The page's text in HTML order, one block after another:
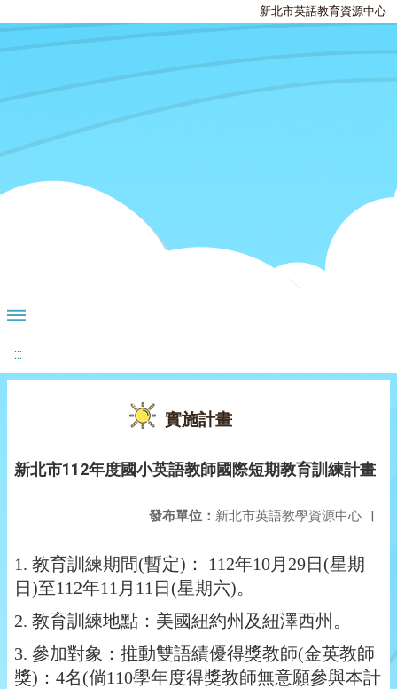
新北市英語教育資源中心
:::
實施計畫
新北市112年度國小英語教師國際短期教育訓練計畫
發布單位： 新北市英語教學資源中心 |
1. 教育訓練期間(暫定)： 112年10月29日(星期
日)至112年11月11日(星期六)。
2. 教育訓練地點：美國紐約州及紐澤西州。
3. 參加對象：推動雙語績優得獎教師(金英教師
獎)：4名(倘110學年度得獎教師無意願參與本計